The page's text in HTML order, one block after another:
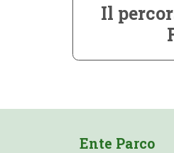
Il
Ente Parco